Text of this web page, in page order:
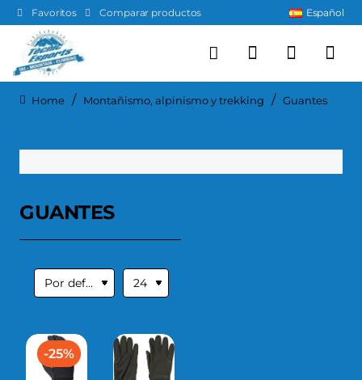
Favoritos Comparar productos Español
Montañismo, alpinismo y trekking Guantes
GUANTES
-25%